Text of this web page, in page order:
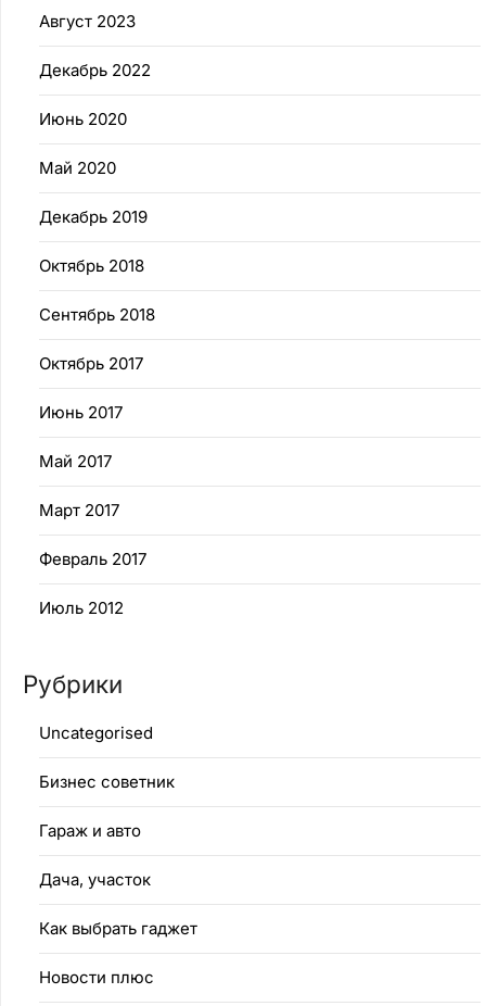
Август 2023
Декабрь 2022
Июнь 2020
Май 2020
Декабрь 2019
Октябрь 2018
Сентябрь 2018
Октябрь 2017
Июнь 2017
Май 2017
Март 2017
Февраль 2017
Июль 2012
Рубрики
Uncategorised
Бизнес советник
Гараж и авто
Дача, участок
Как выбрать гаджет
Новости плюс